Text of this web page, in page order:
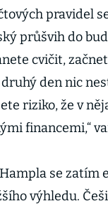
pravidel
průšvih do
cvičit,
den nic
riziko, že v
financemi,“
se zatím
výhledu.